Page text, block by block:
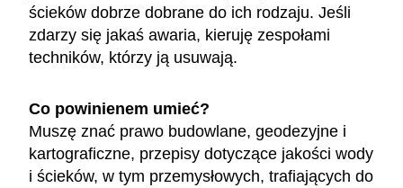
ścieków dobrze dobrane do ich rodzaju. Jeśli
zdarzy się jakaś awaria, kieruję zespołami
techników, którzy ją usuwają.
Co powinienem umieć?
Muszę znać prawo budowlane, geodezyjne i
kartograficzne, przepisy dotyczące jakości wody
i ścieków, w tym przemysłowych, trafiających do